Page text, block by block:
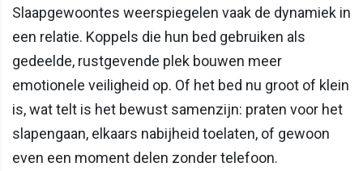
Slaapgewoontes weerspiegelen vaak de dynamiek in
een relatie. Koppels die hun bed gebruiken als
gedeelde, rustgevende plek bouwen meer
emotionele veiligheid op. Of het bed nu groot of klein
is, wat telt is het bewust samenzijn: praten voor het
slapengaan, elkaars nabijheid toelaten, of gewoon
even een moment delen zonder telefoon.